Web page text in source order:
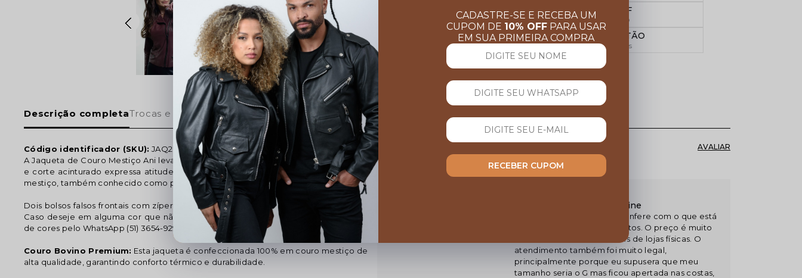
Garanta 10% OFF
Cupom BEMVINDO
PARCELE NO CARTÃO
Em até 10x sem juros
Descrição completaTrocas e devoluções
Código identificador (SKU): JAQ202226
A Jaqueta de Couro Mestiço Ani leva estilo por onde passa. Com seu design moderno
e corte acinturado expressa atitude e elegância. A peça é confeccionada em couro
mestiço, também conhecido como pelica.
Dois bolsos falsos frontais com zíper - Zíper nos punhos- essa peça não possui forro -
Caso deseje em alguma cor que não esteja disponível no site consulte nossa cartela
de cores pelo WhatsApp (51) 3654-9292.
Couro Bovino Premium: Esta jaqueta é confeccionada 100% em couro mestiço de
alta qualidade, garantindo conforto térmico e durabilidade.
AVALIAÇÕES
(1avaliação)
100% dos clientes recomendam esse produto
Recomendo a Couros OnLine
Gostei muito do produto, confere com o que está
prometido no texto e nas fotos. O preço é muito
bom, considerando similares de lojas físicas. O
atendimento também foi muito legal,
principalmente porque eu supusera que meu
tamanho seria o G mas ficou apertada nas costas,
CADASTRE-SE E RECEBA UM
CUPOM DE 10% OFFPARA USAR
EM SUA PRIMEIRA COMPRA
RECEBER CUPOM